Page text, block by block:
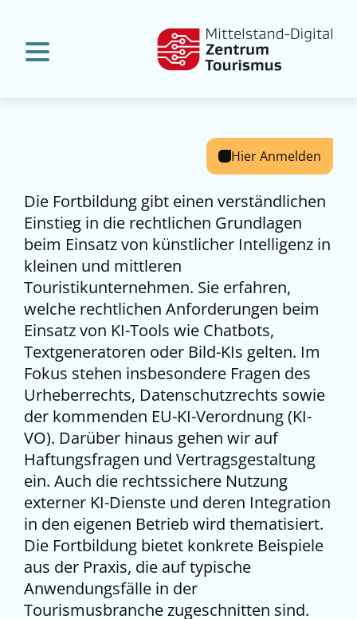
Hier Anmelden
Die Fortbildung gibt einen verständlichen
Einstieg in die rechtlichen Grundlagen
beim Einsatz von künstlicher Intelligenz in
kleinen und mittleren
Touristikunternehmen. Sie erfahren,
welche rechtlichen Anforderungen beim
Einsatz von KI-Tools wie Chatbots,
Textgeneratoren oder Bild-KIs gelten. Im
Fokus stehen insbesondere Fragen des
Urheberrechts, Datenschutzrechts sowie
der kommenden EU-KI-Verordnung (KI-
VO). Darüber hinaus gehen wir auf
Haftungsfragen und Vertragsgestaltung
ein. Auch die rechtssichere Nutzung
externer KI-Dienste und deren Integration
in den eigenen Betrieb wird thematisiert.
Die Fortbildung bietet konkrete Beispiele
aus der Praxis, die auf typische
Anwendungsfälle in der
Tourismusbranche zugeschnitten sind.